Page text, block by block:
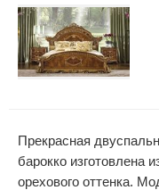
Прекрасная
барокко изготовлена
орехового оттенка.